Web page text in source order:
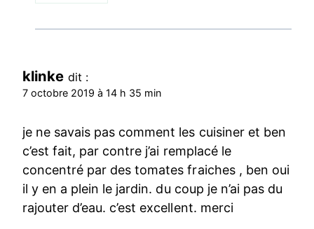
klinke dit :
7 octobre 2019 à 14 h 35 min
je ne savais pas comment les cuisiner et ben
c’est fait, par contre j’ai remplacé le
concentré par des tomates fraiches , ben oui
il y en a plein le jardin. du coup je n’ai pas du
rajouter d’eau. c’est excellent. merci